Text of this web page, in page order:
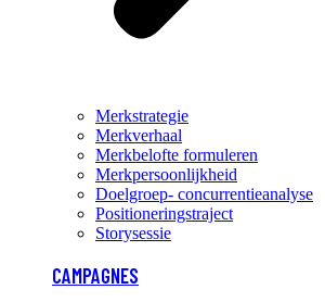
Merkstrategie
Merkverhaal
Merkbelofte formuleren
Merkpersoonlijkheid
Doelgroep- concurrentieanalyse
Positioneringstraject
Storysessie
CAMPAGNES